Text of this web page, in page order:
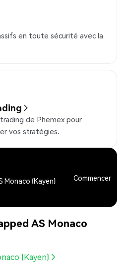
en toute sécurité avec la
de Phemex pour
vos stratégies.
Monaco (Kayen)
Commencer
AS Monaco
(Kayen)